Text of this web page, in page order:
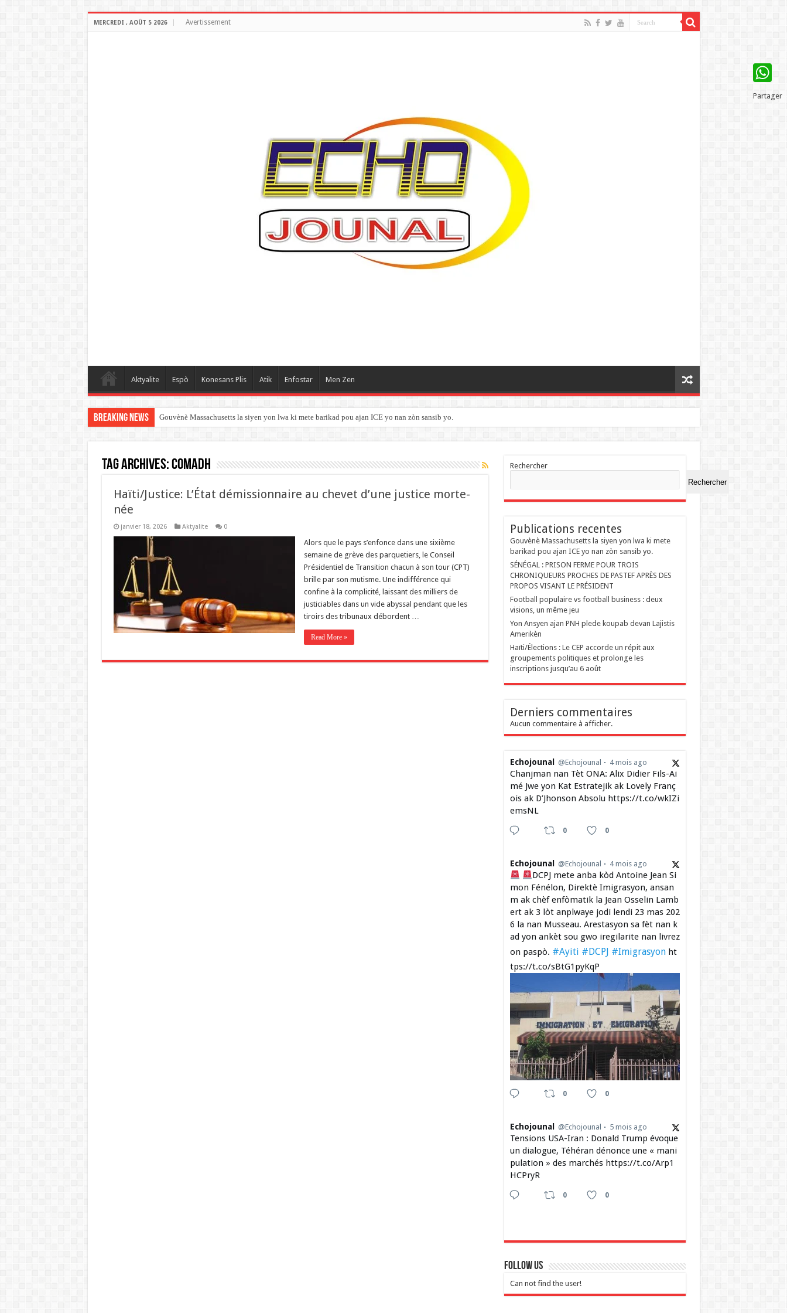
MERCREDI , AOÛT 5 2026 Avertissement
Aktyalite Espò Konesans Plis Atik Enfostar Men Zen
Breaking News Gouvènè Massachusetts la siyen yon lwa ki mete barikad pou ajan ICE yo nan zòn sansib yo.
Tag Archives:COMADH
‎Haïti/Justice: L’État démissionnaire au chevet d’une justice morte-
née
janvier 18, 2026 Aktyalite 0
‎​Alors que le pays s’enfonce dans une sixième
semaine de grève des parquetiers, le Conseil
Présidentiel de Transition chacun à son tour (CPT)
brille par son mutisme. Une indifférence qui
confine à la complicité, laissant des milliers de
justiciables dans un vide abyssal pendant que les
tiroirs des tribunaux débordent …
Read More »
Rechercher
Rechercher
Publications recentes
Gouvènè Massachusetts la siyen yon lwa ki mete
barikad pou ajan ICE yo nan zòn sansib yo.
SÉNÉGAL : PRISON FERME POUR TROIS
CHRONIQUEURS PROCHES DE PASTEF APRÈS DES
PROPOS VISANT LE PRÉSIDENT
Football populaire vs football business : deux
visions, un même jeu
Yon Ansyen ajan PNH plede koupab devan Lajistis
Amerikèn
Haïti/Élections : Le CEP accorde un répit aux
groupements politiques et prolonge les
inscriptions jusqu’au 6 août
Derniers commentaires
Aucun commentaire à afficher.
Echojounal @Echojounal 4 mois ago
Chanjman nan Tèt ONA: Alix Didier Fils-Ai
mé Jwe yon Kat Estratejik ak Lovely Franç
ois ak D’Jhonson Absolu https://t.co/wkIZi
emsNL
0 0
Echojounal @Echojounal 4 mois ago
DCPJ mete anba kòd Antoine Jean Si
mon Fénélon, Direktè Imigrasyon, ansan
m ak chèf enfòmatik la Jean Osselin Lamb
ert ak 3 lòt anplwaye jodi lendi 23 mas 202
6 la nan Musseau. Arestasyon sa fèt nan k
ad yon ankèt sou gwo iregilarite nan livrez
on paspò. #Ayiti #DCPJ #Imigrasyonht
tps://t.co/sBtG1pyKqP
0 0
Echojounal @Echojounal 5 mois ago
Tensions USA-Iran : Donald Trump évoque
un dialogue, Téhéran dénonce une « mani
pulation » des marchés https://t.co/Arp1
HCPryR
0 0
Follow Us
Can not find the user!
WhatsApp
Partager